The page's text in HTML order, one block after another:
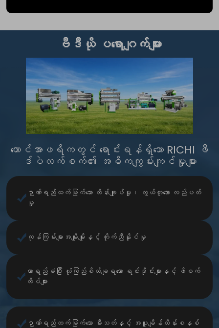
ဗီဒီယို ပရောဂျက်များ
တောင်အာဖရိကတွင် ရောင်းရန်ရှိသော RICHI ဖီ
ဒ်ပဲလက်စက်၏ အဓိကကျွမ်းကျင်မှုများ
ဉာဏ်ရည်ထက်မြက်သော ထိန်းချုပ်မှု၊ လွယ်ကူသော လည်ပတ်
မှု
ကုန်ကြမ်းများအမျိုးမျိုးနှင့် ကိုက်ညီနိုင်မှု
တာရှည်ခံပြီး ယုံကြည်စိတ်ချရသော ရင်းဒိုင်းများနှင့် ဖိစက်
လိပ်များ
ဉာဏ်ရည်ထက်မြက်သော မီးသတ်နှင့် အပူချိန်ထိန်းစနစ်